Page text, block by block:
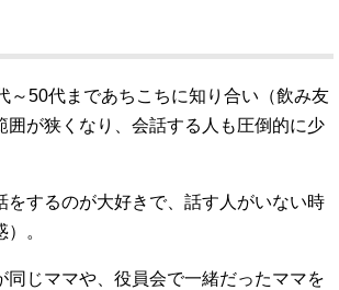
～50代まであちこちに知り合い（飲み友
が狭くなり、会話する人も圧倒的に少
するのが大好きで、話す人がいない時
。
じママや、役員会で一緒だったママを